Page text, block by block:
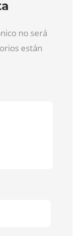
no será
están